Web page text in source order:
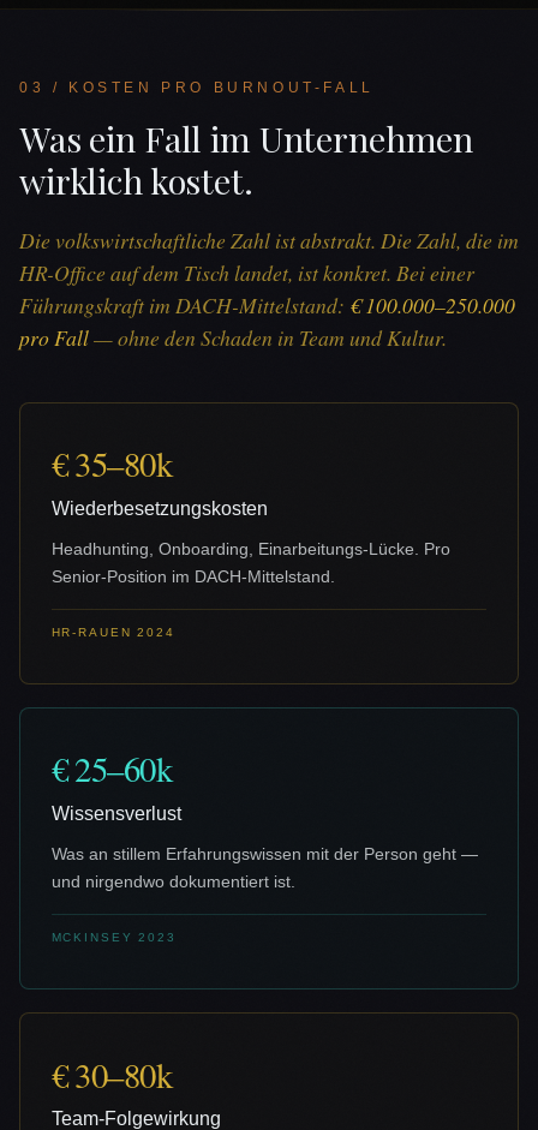
03 / KOSTEN PRO BURNOUT-FALL
Was ein Fall im Unternehmen
wirklich kostet.
Die volkswirtschaftliche Zahl ist abstrakt. Die Zahl, die im
HR-Office auf dem Tisch landet, ist konkret. Bei einer
Führungskraft im DACH-Mittelstand: € 100.000–250.000
pro Fall— ohne den Schaden in Team und Kultur.
€ 35–80k
Wiederbesetzungskosten
Headhunting, Onboarding, Einarbeitungs-Lücke. Pro
Senior-Position im DACH-Mittelstand.
HR-RAUEN 2024
€ 25–60k
Wissensverlust
Was an stillem Erfahrungswissen mit der Person geht —
und nirgendwo dokumentiert ist.
MCKINSEY 2023
€ 30–80k
Team-Folgewirkung